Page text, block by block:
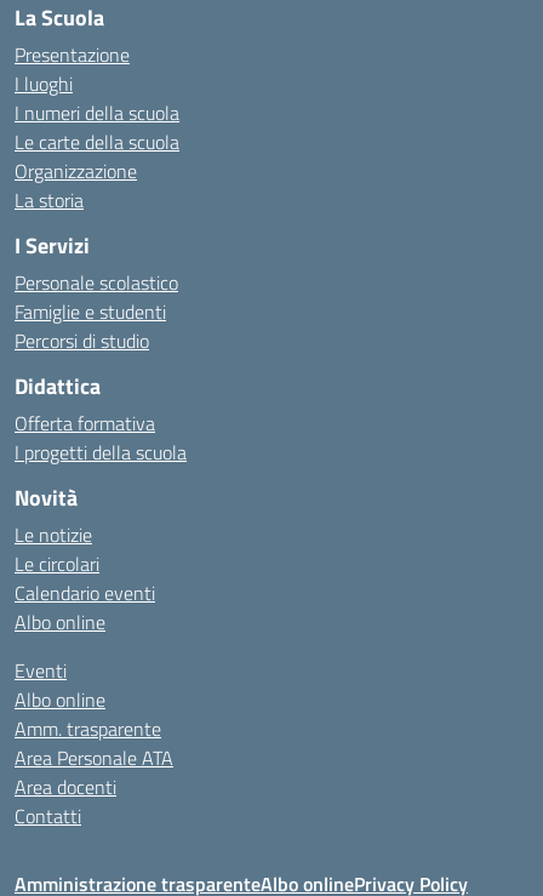
La Scuola
Presentazione
I luoghi
I numeri della scuola
Le carte della scuola
Organizzazione
La storia
I Servizi
Personale scolastico
Famiglie e studenti
Percorsi di studio
Didattica
Offerta formativa
I progetti della scuola
Novità
Le notizie
Le circolari
Calendario eventi
Albo online
Eventi
Albo online
Amm. trasparente
Area Personale ATA
Area docenti
Contatti
Amministrazione trasparenteAlbo onlinePrivacy Policy